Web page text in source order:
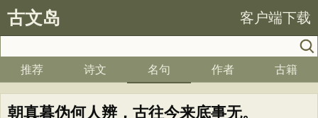
古文岛 客户端下载
推荐 诗文 名句 作者 古籍
朝真暮伪何人辨，古往今来底事无。